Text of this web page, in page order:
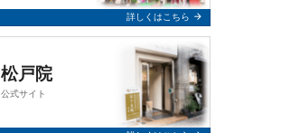
1月5日（月）まで終日休業とさせ
ていただきます。 年始は1月6日
（火）より通常通り営業いたしま
す。
何卒、よろしくお願い申し上げま
詳しくはこちら arrow_forward
松戸院
公式サイト